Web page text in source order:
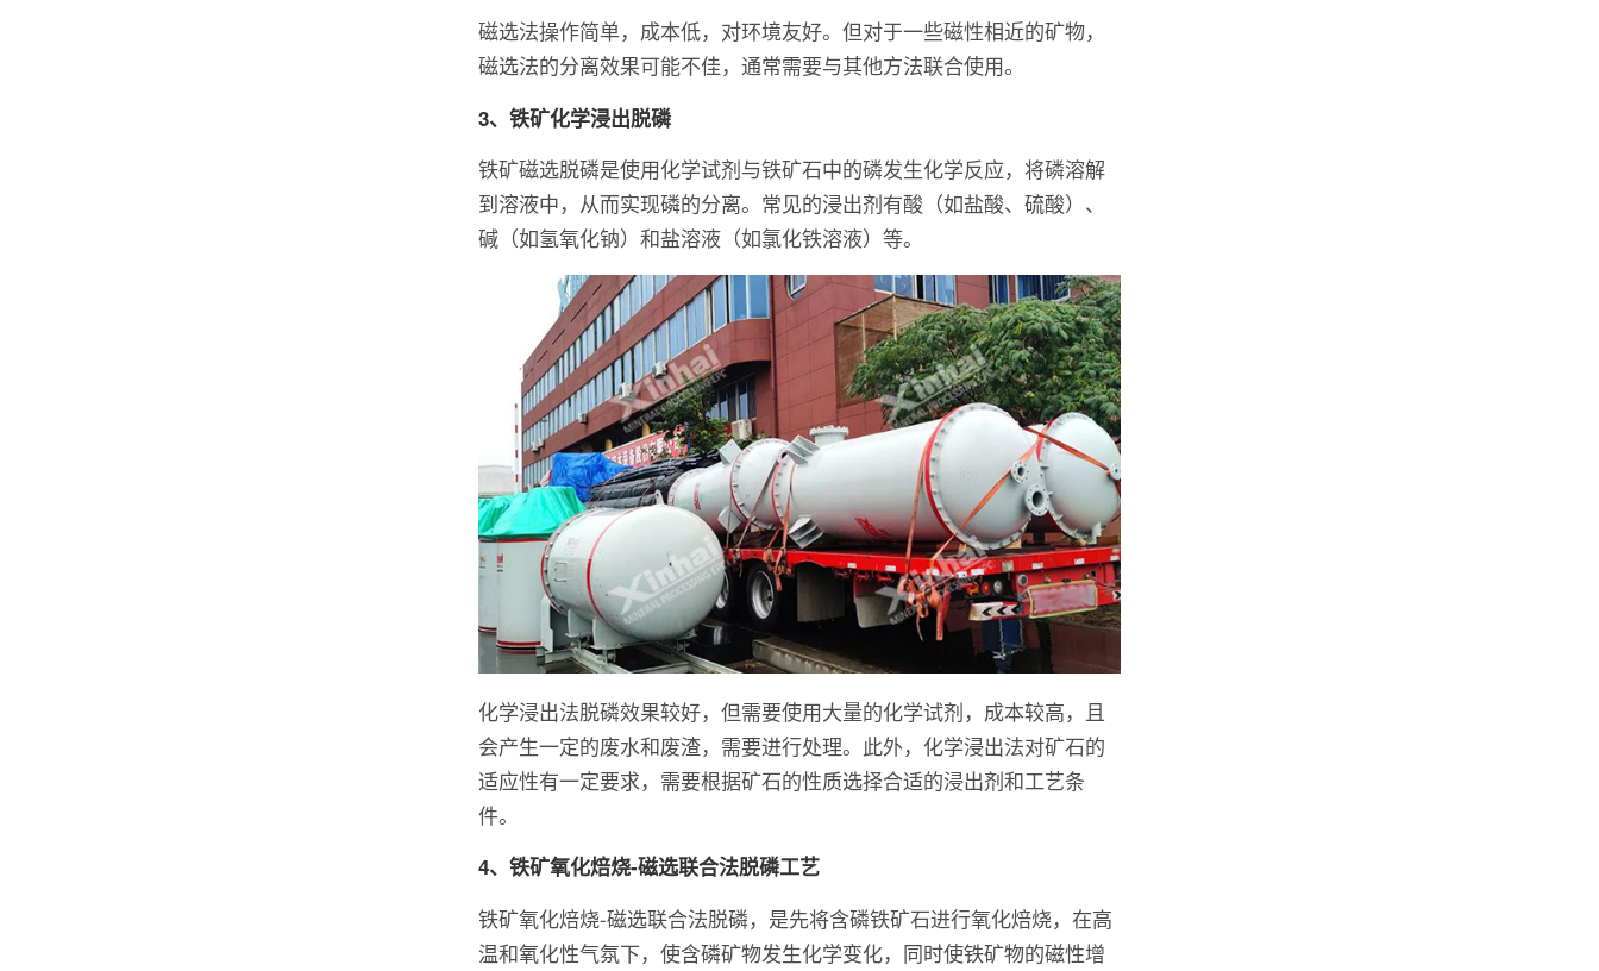
磁选法操作简单，成本低，对环境友好。但对于一些磁性相近的矿物，
磁选法的分离效果可能不佳，通常需要与其他方法联合使用。
3、铁矿化学浸出脱磷
铁矿磁选脱磷是使用化学试剂与铁矿石中的磷发生化学反应，将磷溶解
到溶液中，从而实现磷的分离。常见的浸出剂有酸（如盐酸、硫酸）、
碱（如氢氧化钠）和盐溶液（如氯化铁溶液）等。
化学浸出法脱磷效果较好，但需要使用大量的化学试剂，成本较高，且
会产生一定的废水和废渣，需要进行处理。此外，化学浸出法对矿石的
适应性有一定要求，需要根据矿石的性质选择合适的浸出剂和工艺条
件。
4、铁矿氧化焙烧-磁选联合法脱磷工艺
铁矿氧化焙烧-磁选联合法脱磷，是先将含磷铁矿石进行氧化焙烧，在高
温和氧化性气氛下，使含磷矿物发生化学变化，同时使铁矿物的磁性增